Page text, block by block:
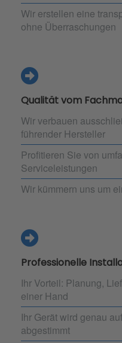
Wir erstellen eine
ohne Überraschungen
Qualität vom
Wir verbauen
führender Hersteller
Profitieren Sie von
Serviceleistungen
Wir kümmern uns um
Professionelle
Ihr Vorteil: Planung,
einer Hand
Ihr Gerät wird genau
abgestimmt